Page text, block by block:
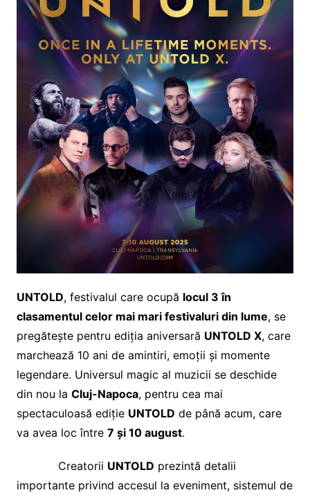
UNTOLD, festivalul care ocupă locul 3 în
clasamentul celor mai mari festivaluri din lume, se
pregătește pentru ediția aniversară UNTOLD X, care
marchează 10 ani de amintiri, emoții și momente
legendare. Universul magic al muzicii se deschide
din nou la Cluj-Napoca, pentru cea mai
spectaculoasă ediție UNTOLD de până acum, care
va avea loc între 7 și 10 august.
Creatorii UNTOLD prezintă detalii
importante privind accesul la eveniment, sistemul de